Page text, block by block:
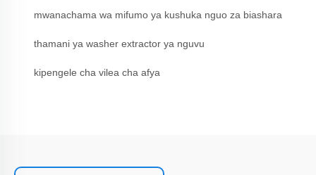
mwanachama wa mifumo ya kushuka nguo za biashara
thamani ya washer extractor ya nguvu
kipengele cha vilea cha afya